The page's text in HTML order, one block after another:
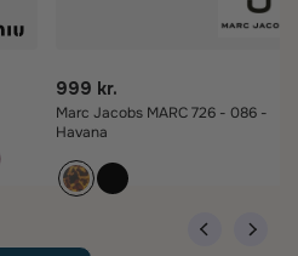
999 kr.
Marc Jacobs MARC 726 - 086 -
Havana